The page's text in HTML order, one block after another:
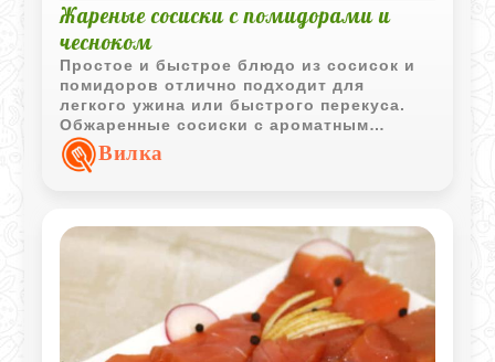
Жареные сосиски с помидорами и
чесноком
Простое и быстрое блюдо из сосисок и
помидоров отлично подходит для
легкого ужина или быстрого перекуса.
Обжаренные сосиски с ароматным
чесноком и сочными помидорами
получаются сытными и очень
Вилка